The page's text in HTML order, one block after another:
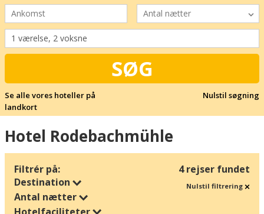
SØG
Se alle vores hoteller på
landkort
Nulstil søgning
Hotel Rodebachmühle
Filtrér på:
4 rejser fundet
Destination
Antal nætter
Nulstil filtrering